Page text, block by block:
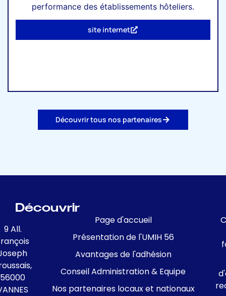
performance des établissements hôteliers.
site internet
Découvrir tous nos partenaires
9 All.
56000
Découvrir
Page d'accueil
Présentation de l'UMIH 56
Avantages de l'adhésion
Conseil Administration & Equipe
Nos partenaires locaux et nationaux